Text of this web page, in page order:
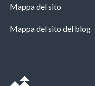
Mappa del sito
Mappa del sito del blog